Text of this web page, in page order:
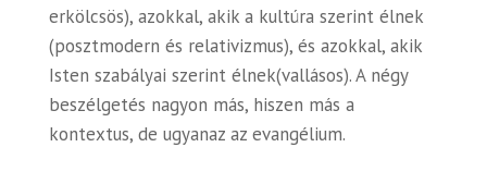
erkölcsös), azokkal, akik a kultúra szerint élnek
(posztmodern és relativizmus), és azokkal, akik
Isten szabályai szerint élnek(vallásos). A négy
beszélgetés nagyon más, hiszen más a
kontextus, de ugyanaz az evangélium.